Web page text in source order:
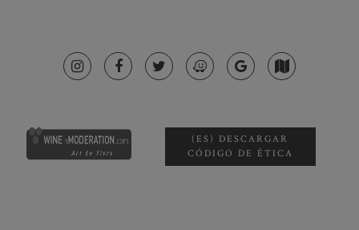
(ES) DESCARGAR
CÓDIGO DE ÉTICA